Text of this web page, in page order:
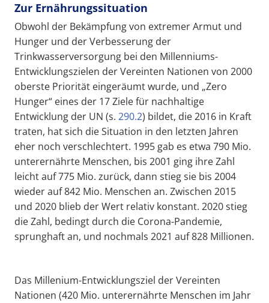
Zur Ernährungssituation
Obwohl der Bekämpfung von extremer Armut und
Hunger und der Verbesserung der
Trinkwasserversorgung bei den Millenniums-
Entwicklungszielen der Vereinten Nationen von 2000
oberste Priorität eingeräumt wurde, und „Zero
Hunger“ eines der 17 Ziele für nachhaltige
Entwicklung der UN (s. 290.2) bildet, die 2016 in Kraft
traten, hat sich die Situation in den letzten Jahren
eher noch verschlechtert. 1995 gab es etwa 790 Mio.
unterernährte Menschen, bis 2001 ging ihre Zahl
leicht auf 775 Mio. zurück, dann stieg sie bis 2004
wieder auf 842 Mio. Menschen an. Zwischen 2015
und 2020 blieb der Wert relativ konstant. 2020 stieg
die Zahl, bedingt durch die Corona-Pandemie,
sprunghaft an, und nochmals 2021 auf 828 Millionen.
Das Millenium-Entwicklungsziel der Vereinten
Nationen (420 Mio. unterernährte Menschen im Jahr